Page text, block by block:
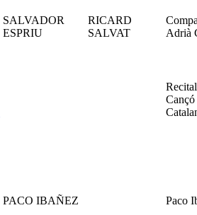
SALVADOR
ESPRIU
RICARD
SALVAT
Adrià
Cançó
PACO IBAÑEZ Paco